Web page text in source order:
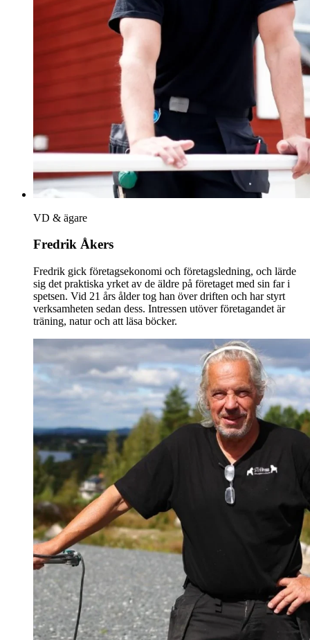
VD & ägare
Fredrik Åkers
Fredrik gick företagsekonomi och företagsledning, och lärde
sig det praktiska yrket av de äldre på företaget med sin far i
spetsen. Vid 21 års ålder tog han över driften och har styrt
verksamheten sedan dess. Intressen utöver företagandet är
träning, natur och att läsa böcker.